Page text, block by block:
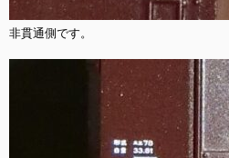
非貫通側です。